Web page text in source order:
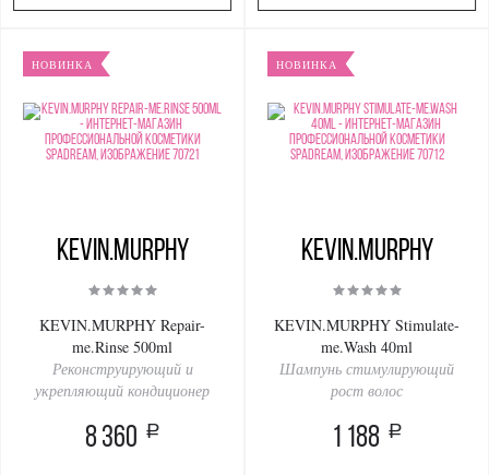
НОВИНКА
KEVIN.MURPHY
KEVIN.MURPHY Repair-
me.Rinse 500ml
Реконструирующий и
укрепляющий кондиционер
8 360 a
НОВИНКА
KEVIN.MURPHY
KEVIN.MURPHY Stimulate-
me.Wash 40ml
Шампунь стимулирующий
рост волос
1 188 a